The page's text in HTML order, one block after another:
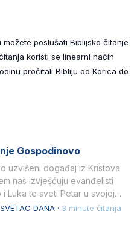
poslušati Biblijsko čitanje
koristi se linearni način
pročitali Bibliju od Korica do
Gospodinovo
uzvišeni događaj iz Kristova
nas izvješćuju evanđelisti
i Luka te sveti Petar u svojoj
DANA · 3 minute čitanja